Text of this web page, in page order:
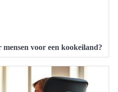
mensen voor een kookeiland?